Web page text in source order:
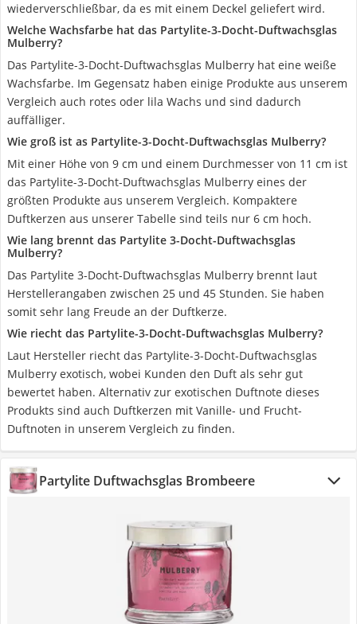
wiederverschließbar, da es mit einem Deckel geliefert wird.
Welche Wachsfarbe hat das Partylite-3-Docht-Duftwachsglas
Mulberry?
Das Partylite-3-Docht-Duftwachsglas Mulberry hat eine weiße
Wachsfarbe. Im Gegensatz haben einige Produkte aus unserem
Vergleich auch rotes oder lila Wachs und sind dadurch
auffälliger.
Wie groß ist as Partylite-3-Docht-Duftwachsglas Mulberry?
Mit einer Höhe von 9 cm und einem Durchmesser von 11 cm ist
das Partylite-3-Docht-Duftwachsglas Mulberry eines der
größten Produkte aus unserem Vergleich. Kompaktere
Duftkerzen aus unserer Tabelle sind teils nur 6 cm hoch.
Wie lang brennt das Partylite 3-Docht-Duftwachsglas
Mulberry?
Das Partylite 3-Docht-Duftwachsglas Mulberry brennt laut
Herstellerangaben zwischen 25 und 45 Stunden. Sie haben
somit sehr lang Freude an der Duftkerze.
Wie riecht das Partylite-3-Docht-Duftwachsglas Mulberry?
Laut Hersteller riecht das Partylite-3-Docht-Duftwachsglas
Mulberry exotisch, wobei Kunden den Duft als sehr gut
bewertet haben. Alternativ zur exotischen Duftnote dieses
Produkts sind auch Duftkerzen mit Vanille- und Frucht-
Duftnoten in unserem Vergleich zu finden.
Partylite Duftwachsglas Brombeere